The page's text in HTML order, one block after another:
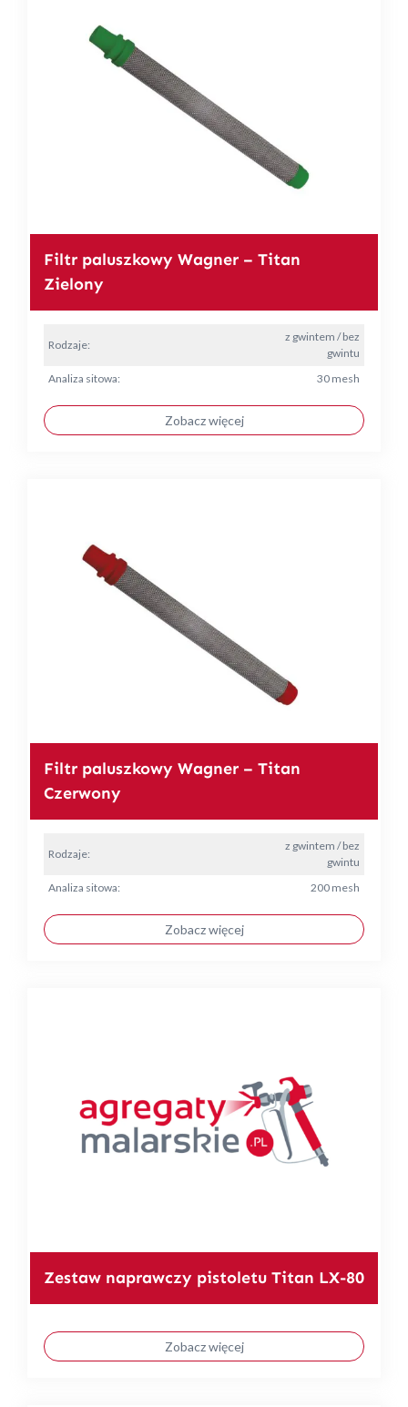
Filtr paluszkowy Wagner – Titan
Zielony
Rodzaje:
z gwintem / bez
gwintu
Analiza sitowa:
30 mesh
Zobacz więcej
Filtr paluszkowy Wagner – Titan
Czerwony
Rodzaje:
z gwintem / bez
gwintu
Analiza sitowa:
200 mesh
Zobacz więcej
Zestaw naprawczy pistoletu Titan LX-80
Zobacz więcej